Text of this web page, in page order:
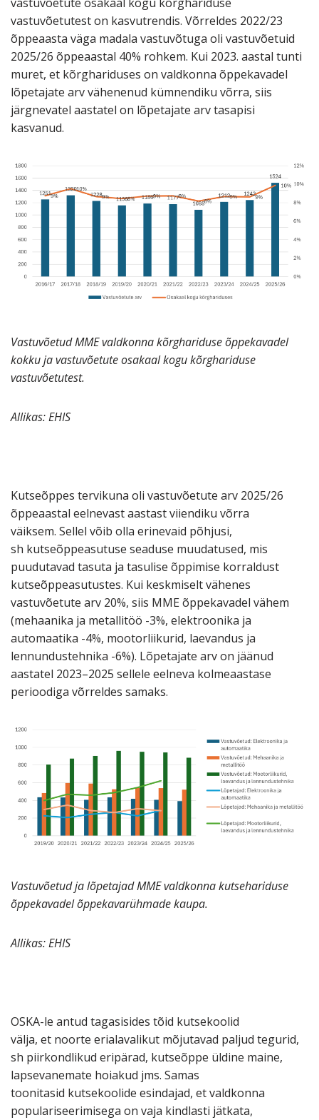
vastuvõetutest on kasvutrendis. Võrreldes 2022/23
õppeaasta väga madala vastuvõtuga oli vastuvõetuid
2025/26 õppeaastal 40% rohkem. Kui 2023. aastal tunti
muret, et kõrghariduses on valdkonna õppekavadel
lõpetajate arv vähenenud kümnendiku võrra, siis
järgnevatel aastatel on lõpetajate arv tasapisi
kasvanud.
Vastuvõetud MME valdkonna kõrghariduse õppekavadel
kokku ja vastuvõetute osakaal kogu kõrghariduse
vastuvõetutest.
Allikas: EHIS
Kutseõppes tervikuna oli vastuvõetute arv 2025/26
õppeaastal eelnevast aastast viiendiku võrra
väiksem. Sellel võib olla erinevaid põhjusi,
sh kutseõppeasutuse seaduse muudatused, mis
puudutavad tasuta ja tasulise õppimise korraldust
kutseõppeasutustes. Kui keskmiselt vähenes
vastuvõetute arv 20%, siis MME õppekavadel vähem
(mehaanika ja metallitöö -3%, elektroonika ja
automaatika -4%, mootorliikurid, laevandus ja
lennundustehnika -6%). Lõpetajate arv on jäänud
aastatel 2023–2025 sellele eelneva kolmeaastase
perioodiga võrreldes samaks.
Vastuvõetud ja lõpetajad MME valdkonna kutsehariduse
õppekavadel õppekavarühmade kaupa.
Allikas: EHIS
OSKA-le antud tagasisides tõid kutsekoolid
välja, et noorte erialavalikut mõjutavad paljud tegurid,
sh piirkondlikud eripärad, kutseõppe üldine maine,
lapsevanemate hoiakud jms. Samas
toonitasid kutsekoolide esindajad, et valdkonna
populariseerimisega on vaja kindlasti jätkata,